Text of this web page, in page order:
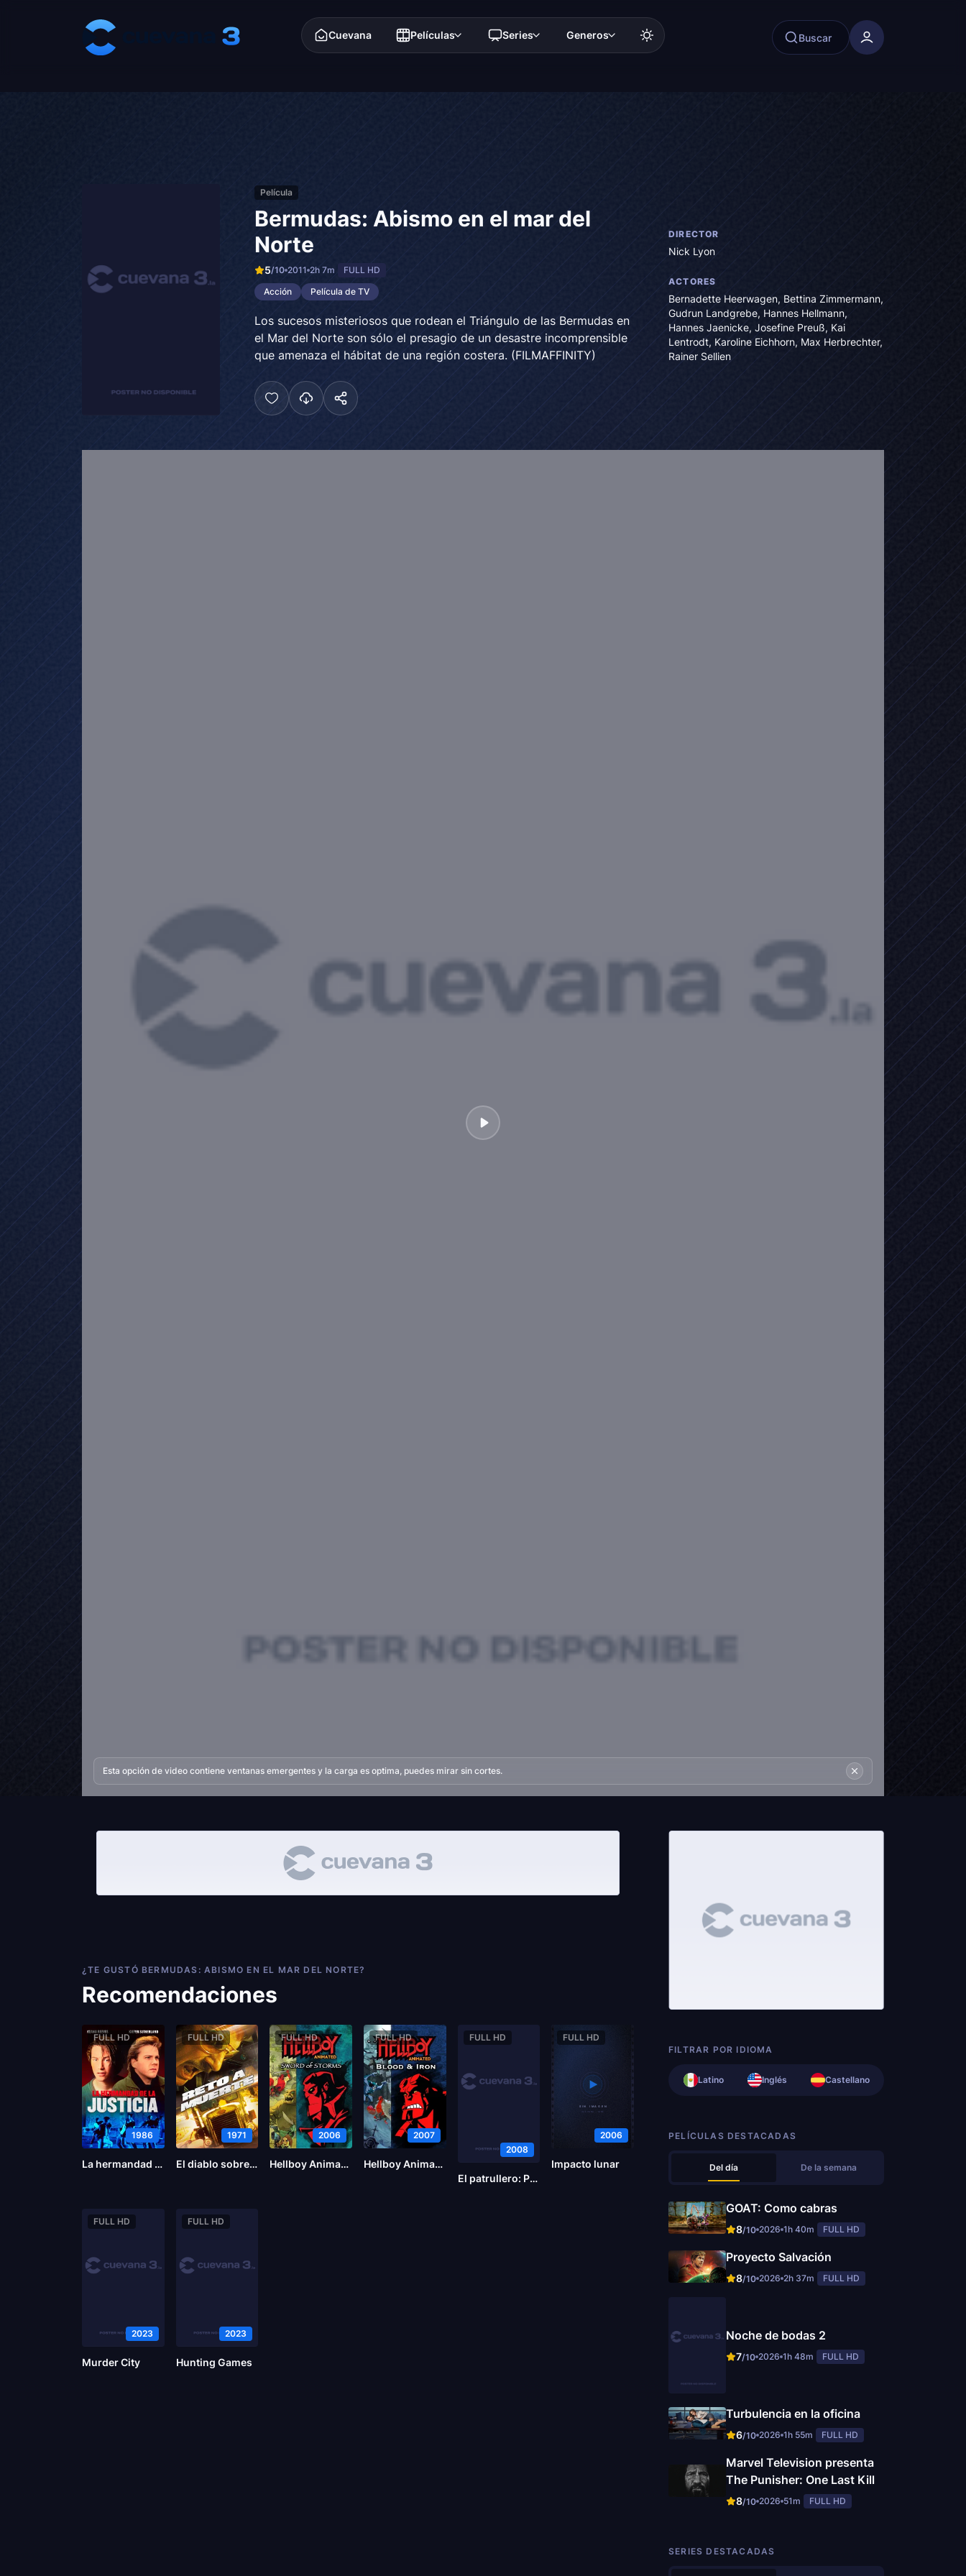
Cuevana Películas Series Generos Buscar
Película
Bermudas: Abismo en el mar del
Norte
5/10 2011 2h 7m
FULL HD
Acción
Película de TV
Los sucesos misteriosos que rodean el Triángulo de las Bermudas en
el Mar del Norte son sólo el presagio de un desastre incomprensible
que amenaza el hábitat de una región costera. (FILMAFFINITY)
DIRECTOR
Nick Lyon
ACTORES
Bernadette Heerwagen, Bettina Zimmermann,
Gudrun Landgrebe, Hannes Hellmann,
Hannes Jaenicke, Josefine Preuß, Kai
Lentrodt, Karoline Eichhorn, Max Herbrechter,
Rainer Sellien
Esta opción de video contiene ventanas emergentes y la carga es optima, puedes mirar sin cortes.
¿TE GUSTÓ BERMUDAS: ABISMO EN EL MAR DEL NORTE?
Recomendaciones
FULL HD
1986
La hermandad de la justicia
FULL HD
1971
El diablo sobre ruedas
FULL HD
2006
Hellboy Animado: La espada de las tormentas
FULL HD
2007
Hellboy Animado: Dioses y vampiros
FULL HD
2008
El patrullero: Patrulla fronteriza
FULL HD
2006
Impacto lunar
FULL HD
2023
Murder City
FULL HD
2023
Hunting Games
FILTRAR POR IDIOMA
Latino Inglés Castellano
PELÍCULAS DESTACADAS
Del día De la semana
GOAT: Como cabras
8/10 2026 1h 40m FULL HD
Proyecto Salvación
8/10 2026 2h 37m FULL HD
Noche de bodas 2
7/10 2026 1h 48m FULL HD
Turbulencia en la oficina
6/10 2026 1h 55m FULL HD
Marvel Television presenta
The Punisher: One Last Kill
8/10 2026 51m FULL HD
SERIES DESTACADAS